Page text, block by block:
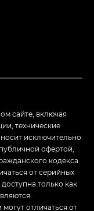
сайте, включая
технические
исключительно
офертой,
кодекса
от серийных
только как
отличаться от